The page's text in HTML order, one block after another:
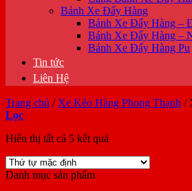
Bánh Xe Đẩy Hàng
Bánh Xe Đẩy Hàng –
Bánh Xe Đẩy Hàng –
Bánh Xe Đẩy Hàng Pu
Tin tức
Liên Hệ
Trang chủ / Xe Kéo Hàng Phong Thạnh /
Lọc
Hiển thị tất cả 5 kết quả
Danh mục sản phẩm